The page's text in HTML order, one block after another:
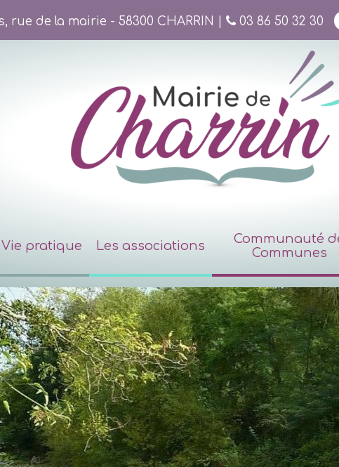
rue de la mairie - 58300 CHARRIN | 03 86 50 32 30
Vie pratique Les associations
Communauté
Communes